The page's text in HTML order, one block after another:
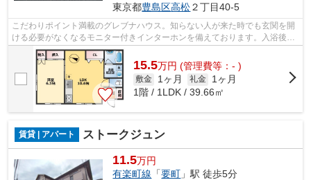
東京都豊島区高松２丁目40-5
こだわりポイント満載のグレブナハウス。知らない人が来た時でも玄関を開
ける必要がなくなるモニター付きインターホンを備えております。入浴後で
も温度や湿度に悩まされずに化粧やヘ...
15.5万円 (管理費等：- )
敷金 1ヶ月 礼金
1ヶ月
1階 / 1LDK / 39.66㎡
賃貸 | アパート ストークジュン
11.5万円
有楽町線 「要町 」駅 徒歩5分